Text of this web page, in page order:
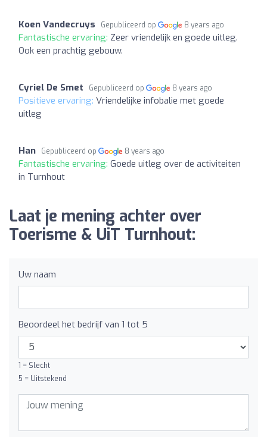
Koen Vandecruys Gepubliceerd op 8 years ago
Fantastische ervaring: Zeer vriendelijk en goede uitleg.
Ook een prachtig gebouw.
Cyriel De Smet Gepubliceerd op 8 years ago
Positieve ervaring: Vriendelijke infobalie met goede
uitleg
Han Gepubliceerd op 8 years ago
Fantastische ervaring: Goede uitleg over de activiteiten
in Turnhout
Laat je mening achter over
Toerisme & UiT Turnhout:
Uw naam
Beoordeel het bedrijf van 1 tot 5
1 = Slecht
5 = Uitstekend